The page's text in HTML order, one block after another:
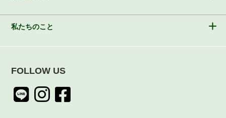
私たちのこと
FOLLOW US